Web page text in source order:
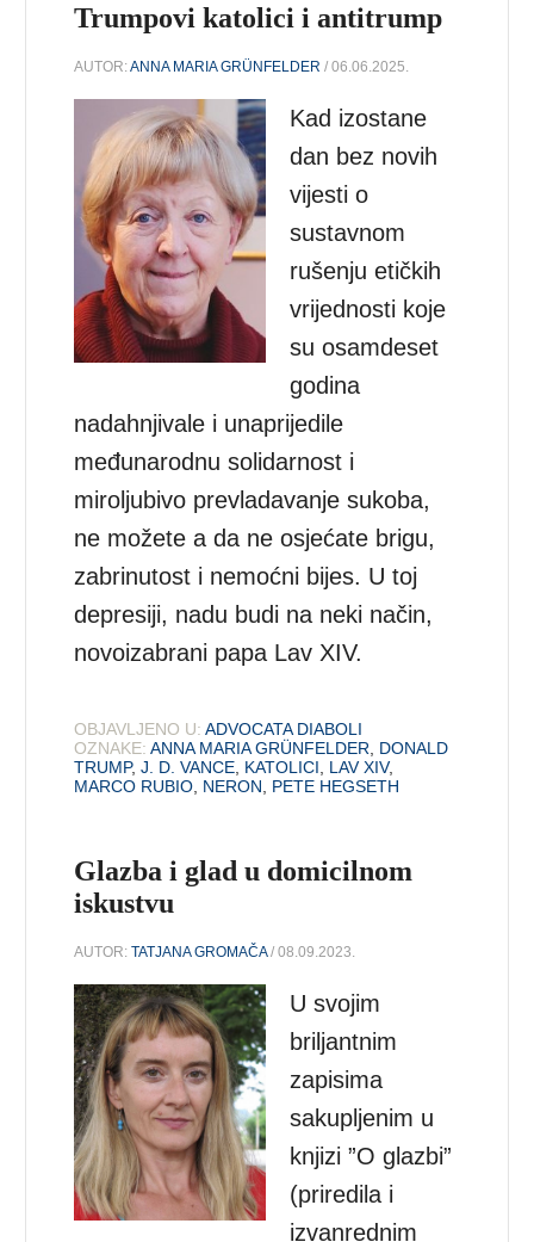
Trumpovi katolici i antitrump
AUTOR:ANNA MARIA GRÜNFELDER / 06.06.2025.
Kad izostane
dan bez novih
vijesti o
sustavnom
rušenju etičkih
vrijednosti koje
su osamdeset
godina
nadahnjivale i unaprijedile
međunarodnu solidarnost i
miroljubivo prevladavanje sukoba,
ne možete a da ne osjećate brigu,
zabrinutost i nemoćni bijes. U toj
depresiji, nadu budi na neki način,
novoizabrani papa Lav XIV.
OBJAVLJENO U: ADVOCATA DIABOLI
OZNAKE: ANNA MARIA GRÜNFELDER
DONALD
TRUMP,J. D. VANCE KATOLICI LAV XIV,
MARCO RUBIO NERON PETE HEGSETH
Glazba i glad u domicilnom
iskustvu
AUTOR:TATJANA GROMAČA/ 08.09.2023.
U svojim
briljantnim
zapisima
sakupljenim u
knjizi ”O glazbi”
(priredila i
izvanrednim